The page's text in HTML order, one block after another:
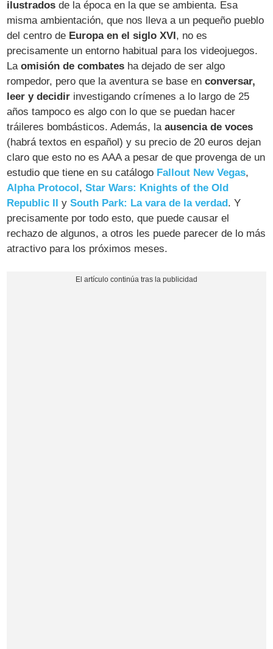
ilustrados de la época en la que se ambienta. Esa
misma ambientación, que nos lleva a un pequeño pueblo
del centro de Europa en el siglo XVI, no es
precisamente un entorno habitual para los videojuegos.
Laomisión de combates ha dejado de ser algo
rompedor, pero que la aventura se base enconversar,
leer y decidir investigando crímenes a lo largo de 25
años tampoco es algo con lo que se puedan hacer
tráileres bombásticos. Además, laausencia de voces
(habrá textos en español) y su precio de 20 euros dejan
claro que esto no es AAA a pesar de que provenga de un
estudio que tiene en su catálogo Fallout New Vegas,
Alpha Protocol,Star Wars: Knights of the Old
Republic II ySouth Park: La vara de la verdad. Y
precisamente por todo esto, que puede causar el
rechazo de algunos, a otros les puede parecer de lo más
atractivo para los próximos meses.